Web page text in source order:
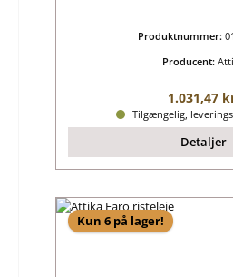
Produktnummer:
Producent:
Almindelig
1.031,47
Tilgængelig,
Detaljer
Kun 6 på lager!